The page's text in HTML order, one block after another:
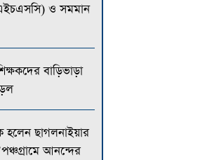
ও সমমান
বাড়িভাড়া
হলেন ছাগলনাইয়ার
আনন্দের